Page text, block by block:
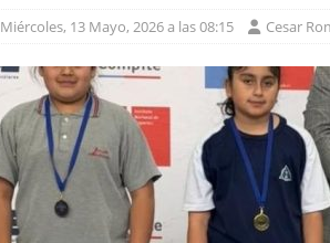
Miércoles, 13 Mayo, 2026 a las 08:15 Cesar